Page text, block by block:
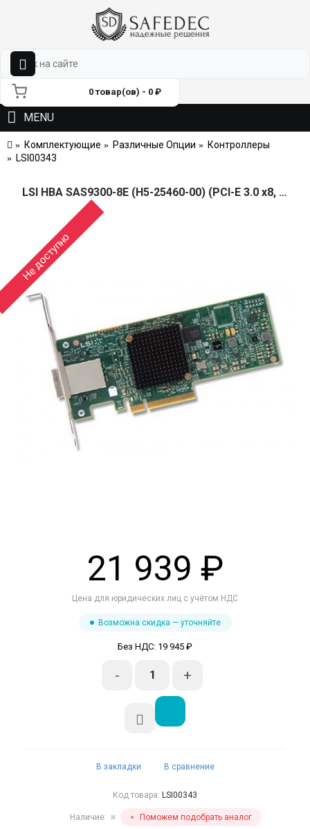
0 товар(ов) - 0 ₽
MENU
Комплектующие Различные Опции
Контроллеры
LSI00343
LSI HBA SAS9300-8E (H5-25460-00) (PCI-E 3.0 x8, LP, EXTERNAL) SGL SAS12G, 8port (2*extSFF8644), Каб.отдельно (аналог LSI00188/H5-25086-01)
Не доступно
21 939 ₽
Цена для юридических лиц с учётом НДС
Возможна скидка — уточняйте
Без НДС: 19 945 ₽
- +
В закладки В сравнение
Код товара: LSI00343
Наличие: ✖ Поможем подобрать аналог